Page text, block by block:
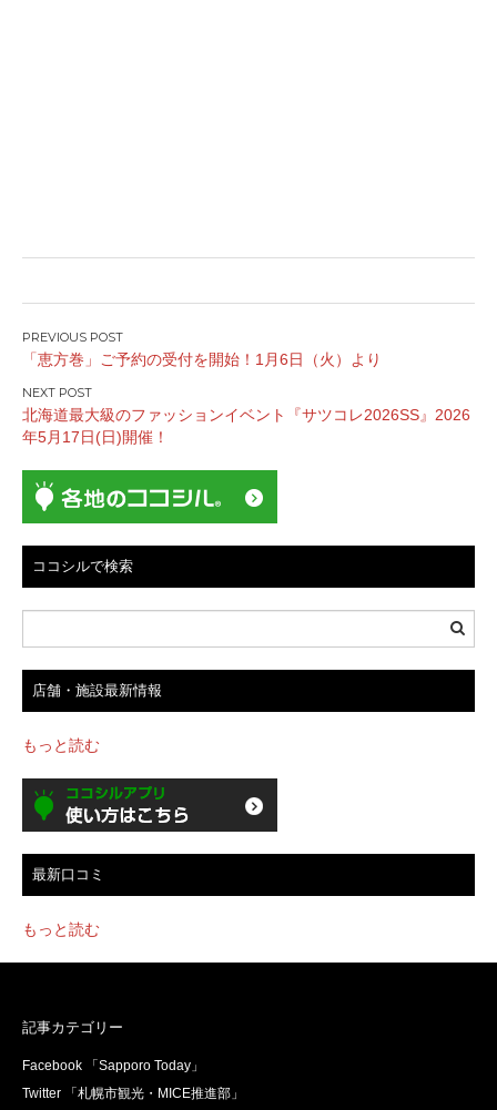
投
稿
ナ
ビ
ゲ
ー
シ
ョ
ン
「恵方巻」ご予約の受付を開始！1月6日（火）より
北海道最大級のファッションイベント『サツコレ2026SS』2026
年5月17日(日)開催！
ココシルで検索
店舗・施設最新情報
もっと読む
最新口コミ
もっと読む
記事カテゴリー
Facebook 「Sapporo Today」
Twitter 「札幌市観光・MICE推進部」